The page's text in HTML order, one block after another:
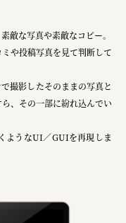
敵な写真や素敵なコピー。
や投稿写真を見て判断して
撮影したそのままの写真と
、その一部に紛れ込んでい
ようなUI／GUIを再現しま